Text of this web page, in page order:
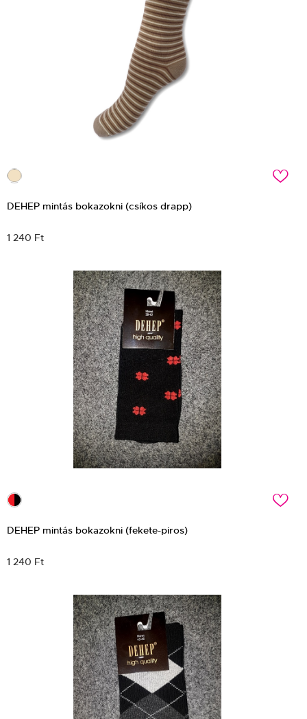
c
DEHEP mintás bokazokni (csíkos drapp)
1 240 Ft
c
DEHEP mintás bokazokni (fekete-piros)
1 240 Ft